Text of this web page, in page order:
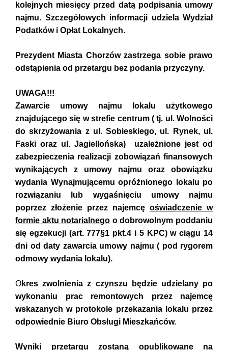
kolejnych miesięcy przed datą podpisania umowy
najmu. Szczegółowych informacji udziela Wydział
Podatków i Opłat Lokalnych.
Prezydent Miasta Chorzów zastrzega sobie prawo
odstąpienia od przetargu bez podania przyczyny.
UWAGA!!!
Zawarcie umowy najmu lokalu użytkowego
znajdującego się w strefie centrum ( tj. ul. Wolności
do skrzyżowania z ul. Sobieskiego, ul. Rynek, ul.
Faski oraz ul. Jagiellońska) uzależnione jest od
zabezpieczenia realizacji zobowiązań finansowych
wynikających z umowy najmu oraz obowiązku
wydania Wynajmującemu opróżnionego lokalu po
rozwiązaniu lub wygaśnięciu umowy najmu
poprzez złożenie przez najemcę oświadczenie w
formie aktu notarialnego o dobrowolnym poddaniu
się egzekucji (art. 777§1 pkt.4 i 5 KPC) w ciągu 14
dni od daty zawarcia umowy najmu ( pod rygorem
odmowy wydania lokalu).
Okres zwolnienia z czynszu będzie udzielany po
wykonaniu prac remontowych przez najemcę
wskazanych w protokole przekazania lokalu przez
odpowiednie Biuro Obsługi Mieszkańców.
Wyniki przetargu zostaną opublikowane na